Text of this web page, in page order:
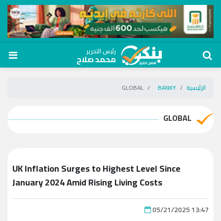
رئيس التحرير
محمد صلاح
الرئيسية BANKY
GLOBAL
GLOBAL
UK Inflation Surges to Highest Level Since
January 2024 Amid Rising Living Costs
05/21/2025 13:47